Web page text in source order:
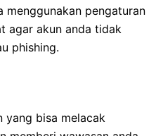
menggunakan pengaturan
agar akun anda tidak
phishing.
yang bisa melacak